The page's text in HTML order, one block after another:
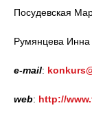
Посудевская
Румянцева Инна
e-mail:
web: http://